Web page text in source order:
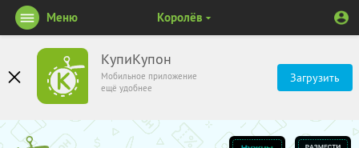
КупиКупон
Мобильное приложение
ещё удобнее
Загрузить
Меню Королёв